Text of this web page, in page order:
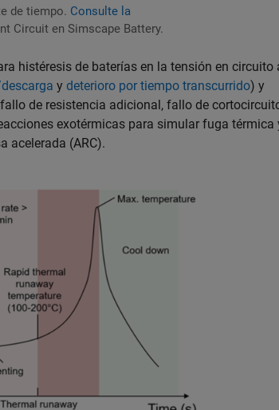
de tiempo. Consulte la
Circuit en Simscape Battery.
histéresis de baterías en la tensión en circuito
y deterioro por tiempo transcurrido) y
de resistencia adicional, fallo de
exotérmicas para simular fuga térmica
acelerada (ARC).